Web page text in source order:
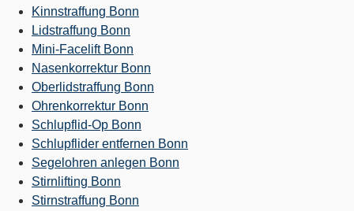
Kinnstraffung Bonn
Lidstraffung Bonn
Mini-Facelift Bonn
Nasenkorrektur Bonn
Oberlidstraffung Bonn
Ohrenkorrektur Bonn
Schlupflid-Op Bonn
Schlupflider entfernen Bonn
Segelohren anlegen Bonn
Stirnlifting Bonn
Stirnstraffung Bonn